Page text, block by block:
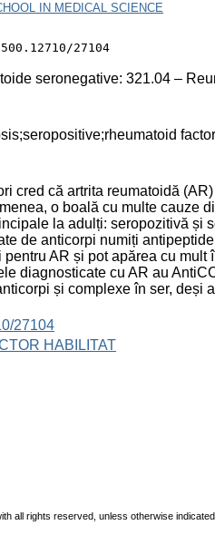
IN MEDICAL SCIENCE
27104
seronegative: 321.04 –
cred că artrita reumatoidă
o boală cu multe cauze
la adulți: seropozitivă și
de anticorpi numiți
AR și pot apărea cu
diagnosticate cu AR au
și complexe în ser, deși
27104
HABILITAT
all rights reserved, unless otherwise indicated.